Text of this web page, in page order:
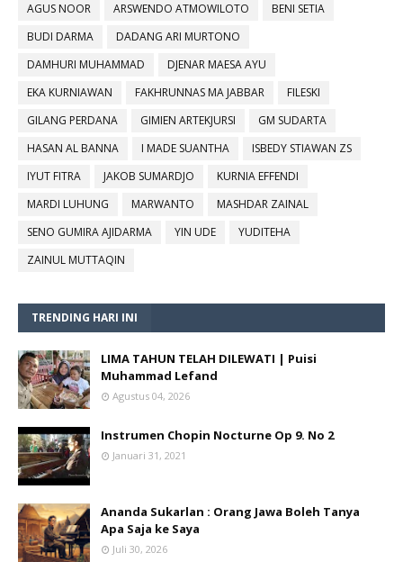
AGUS NOOR ARSWENDO ATMOWILOTO
BENI SETIA
BUDI DARMA
DADANG ARI MURTONO
DAMHURI MUHAMMAD
DJENAR MAESA AYU
EKA KURNIAWAN
FAKHRUNNAS MA JABBAR
FILESKI
GILANG PERDANA
GIMIEN ARTEKJURSI
GM SUDARTA
HASAN AL BANNA
I MADE SUANTHA
ISBEDY STIAWAN ZS
IYUT FITRA
JAKOB SUMARDJO
KURNIA EFFENDI
MARDI LUHUNG
MARWANTO
MASHDAR ZAINAL
SENO GUMIRA AJIDARMA
YIN UDE
YUDITEHA
ZAINUL MUTTAQIN
TRENDING HARI INI
LIMA TAHUN TELAH DILEWATI | Puisi
Muhammad Lefand
Agustus 04, 2026
Instrumen Chopin Nocturne Op 9. No 2
Januari 31, 2021
Ananda Sukarlan : Orang Jawa Boleh Tanya
Apa Saja ke Saya
Juli 30, 2026